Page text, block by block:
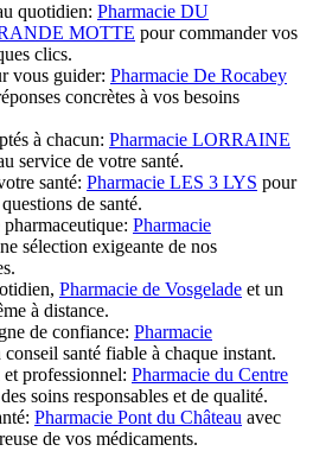
quotidien: Pharmacie DU
MOTTE pour commander vos
clics.
vous guider: Pharmacie De Rocabey
concrètes à vos besoins
à chacun: Pharmacie LORRAINE
service de votre santé.
santé: Pharmacie LES 3 LYS pour
de santé.
Pharmacie
sélection exigeante de nos
Pharmacie de Vosgelade et un
à distance.
de confiance: Pharmacie
santé fiable à chaque instant.
professionnel: Pharmacie du Centre
soins responsables et de qualité.
Pharmacie Pont du Château avec
de vos médicaments.